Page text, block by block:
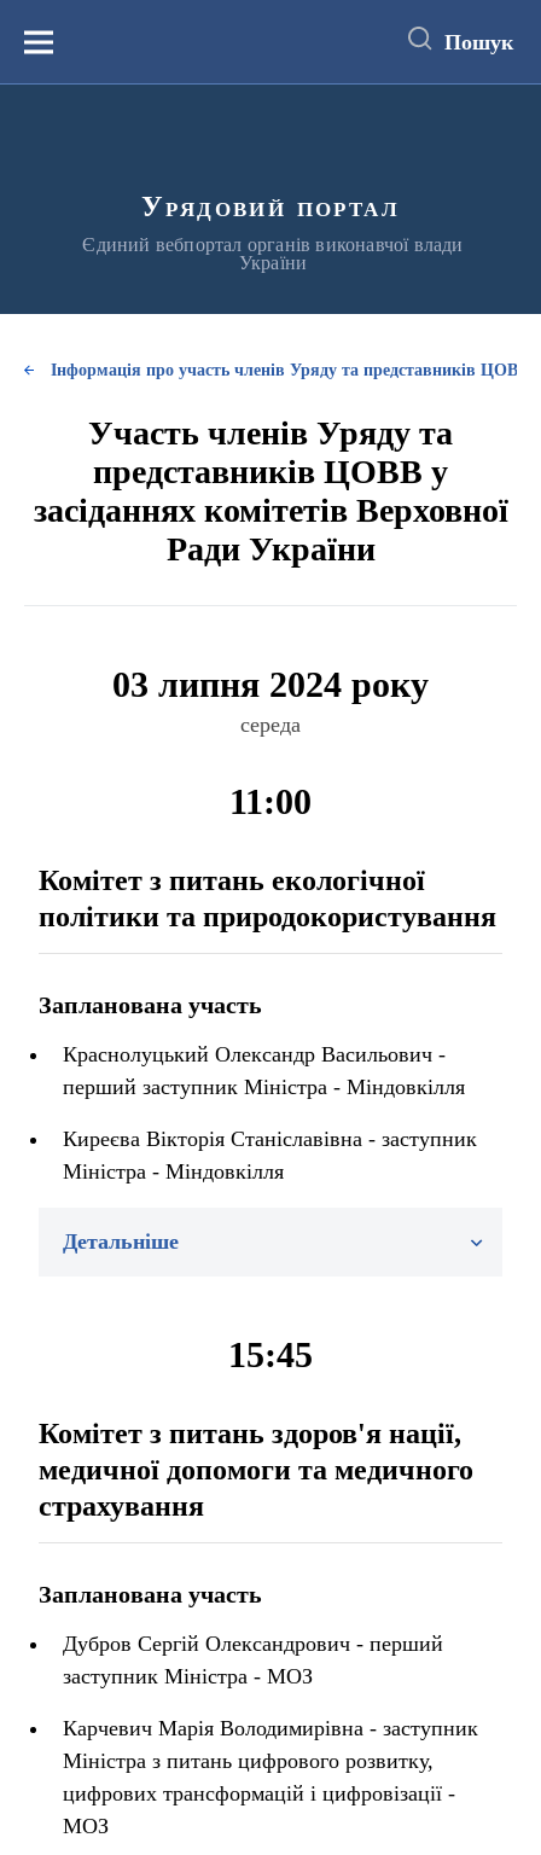
вмістуМеню Пошук
Урядовий портал
Єдиний вебпортал органів виконавчої влади
України
Інформація про участь членів Уряду та представників ЦОВВ
Участь членів Уряду та
представників ЦОВВ у
засіданнях комітетів Верховної
Ради України
03 липня 2024 року
середа
11:00
Комітет з питань екологічної
політики та природокористування
Запланована участь
Краснолуцький Олександр Васильович -
перший заступник Міністра - Міндовкілля
Киреєва Вікторія Станіславівна - заступник
Міністра - Міндовкілля
Детальніше
15:45
Комітет з питань здоров'я нації,
медичної допомоги та медичного
страхування
Запланована участь
Дубров Сергій Олександрович - перший
заступник Міністра - МОЗ
Карчевич Марія Володимирівна - заступник
Міністра з питань цифрового розвитку,
цифрових трансформацій і цифровізації -
МОЗ